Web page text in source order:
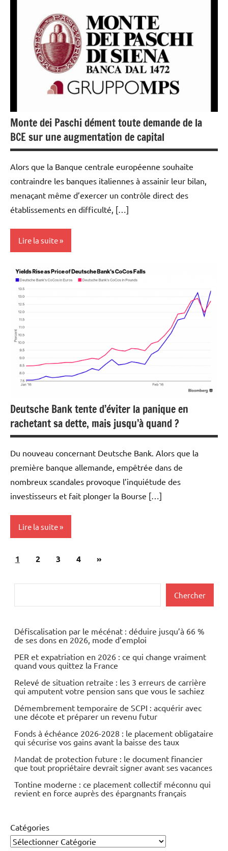
Economie
Energies
Matières
Monte dei Paschi dément toute demande de la
BCE sur une augmentation de capital
Alors que la Banque centrale européenne souhaite
contraindre les banques italiennes à assainir leur bilan,
menaçant même d’exercer un contrôle direct des
établissements en difficulté, […]
Lire la suite
Actualités
Banques
Banques/Assurances
Economie
Deutsche Bank tente d’éviter la panique en
rachetant sa dette, mais jusqu’à quand ?
Du nouveau concernant Deutsche Bank. Alors que la
première banque allemande, empêtrée dans de
nombreux scandales provoque l’inquiétude des
investisseurs et fait plonger la Bourse […]
Lire la suite
Actualités
Pagination
publications
1 2 3 4
Articles
»
Chercher
Défiscalisation par le mécénat : déduire jusqu’à 66 %
de ses dons en 2026, mode d’emploi
PER et expatriation en 2026 : ce qui change vraiment
quand vous quittez la France
Relevé de situation retraite : les 3 erreurs de carrière
qui amputent votre pension sans que vous le sachiez
Démembrement temporaire de SCPI : acquérir avec
une décote et préparer un revenu futur
Fonds à échéance 2026-2028 : le placement obligataire
qui sécurise vos gains avant la baisse des taux
Mandat de protection future : le document financier
que tout propriétaire devrait signer avant ses vacances
Tontine moderne : ce placement collectif méconnu qui
revient en force auprès des épargnants français
Catégories